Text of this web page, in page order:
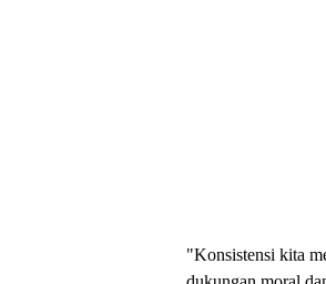
"Konsistensi kita